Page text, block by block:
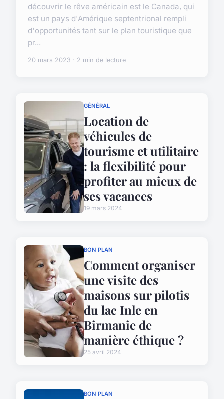
découvrir le rêve américain est le Canada, qui
est un pays d'Amérique septentrional rempli
d'opportunités tant sur le plan touristique que
pr...
20 mars 2023 · 2 min de lecture
GÉNÉRAL
Location de
véhicules de
tourisme et utilitaire
: la flexibilité pour
profiter au mieux de
ses vacances
19 mars 2024
BON PLAN
Comment organiser
une visite des
maisons sur pilotis
du lac Inle en
Birmanie de
manière éthique ?
25 avril 2024
BON PLAN